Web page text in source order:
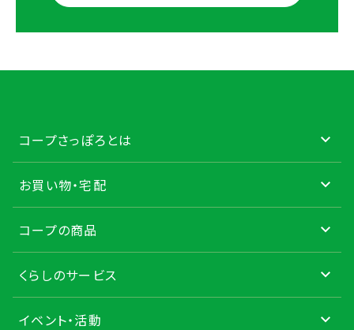
コープさっぽろとは
お買い物・宅配
コープの商品
くらしのサービス
イベント・活動